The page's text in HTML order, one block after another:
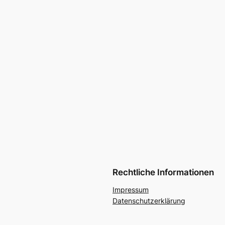
Rechtliche Informationen
Impressum
Datenschutzerklärung